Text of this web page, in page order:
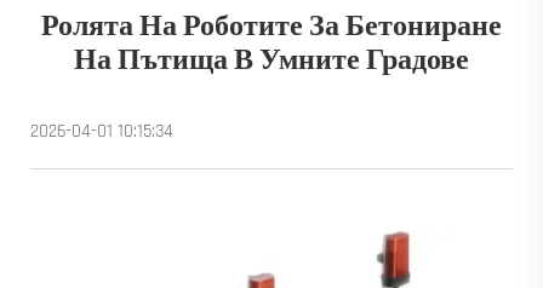
Ролята На Роботите За Бетониране
На Пътища В Умните Градове
2026-04-01 10:15:34